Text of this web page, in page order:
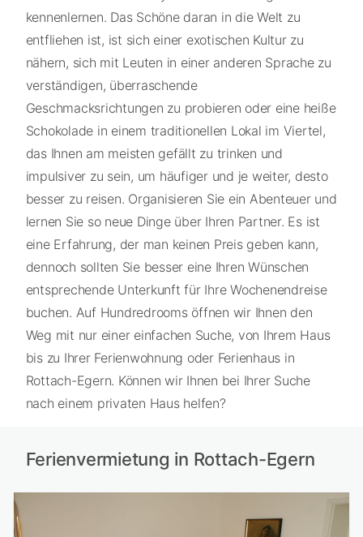
kennenlernen. Das Schöne daran in die Welt zu
entfliehen ist, ist sich einer exotischen Kultur zu
nähern, sich mit Leuten in einer anderen Sprache zu
verständigen, überraschende
Geschmacksrichtungen zu probieren oder eine heiße
Schokolade in einem traditionellen Lokal im Viertel,
das Ihnen am meisten gefällt zu trinken und
impulsiver zu sein, um häufiger und je weiter, desto
besser zu reisen. Organisieren Sie ein Abenteuer und
lernen Sie so neue Dinge über Ihren Partner. Es ist
eine Erfahrung, der man keinen Preis geben kann,
dennoch sollten Sie besser eine Ihren Wünschen
entsprechende Unterkunft für Ihre Wochenendreise
buchen. Auf Hundredrooms öffnen wir Ihnen den
Weg mit nur einer einfachen Suche, von Ihrem Haus
bis zu Ihrer Ferienwohnung oder Ferienhaus in
Rottach-Egern. Können wir Ihnen bei Ihrer Suche
nach einem privaten Haus helfen?
Ferienvermietung in Rottach-Egern